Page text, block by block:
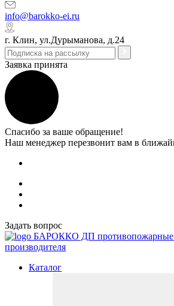
info@barokko-ei.ru
г. Клин, ул.Дурыманова, д.24
Заявка принята
Спасибо за ваше обращение!
Наш менеджер перезвонит вам в
Задать вопрос
БАРОККО ДП противопожарные
производителя
Каталог